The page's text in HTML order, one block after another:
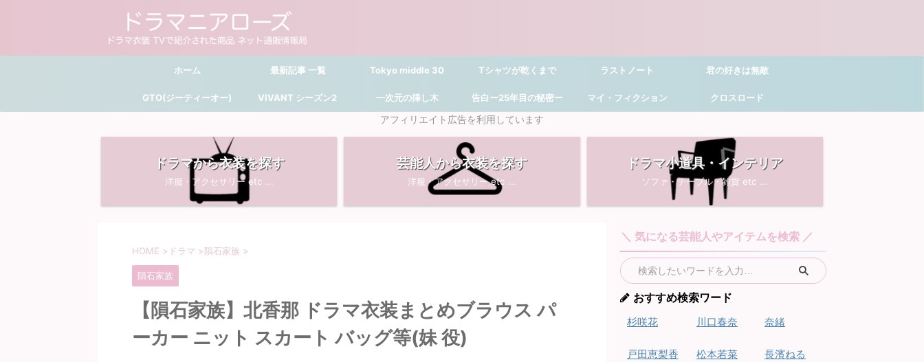
ホーム 最新記事 一覧 Tokyo middle 30 Tシャツが乾くまで ラストノート 君の好きは無敵
GTO(ジーティーオー) VIVANT シーズン2 一次元の挿し木 告白ー25年目の秘密ー マイ・フィクション
クロスロード
アフィリエイト広告を利用しています
ドラマから衣装を探す
洋服・アクセサリー etc ...
芸能人から衣装を探す
洋服・アクセサリー etc ...
ドラマ小道具・インテリア
ソファ・テーブル・雑貨 etc ...
HOME > ドラマ >隕石家族 >
隕石家族
【隕石家族】北香那 ドラマ衣装まとめブラウス パ
ーカー ニット スカート バッグ等(妹 役)
＼ 気になる芸能人やアイテムを検索 ／
おすすめ検索ワード
杉咲花
戸田恵梨香
川口春奈
松本若菜
奈緒
長濱ねる